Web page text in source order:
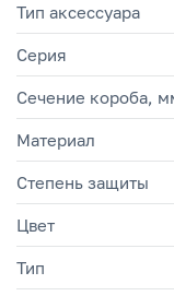
Тип аксессуара
Серия
Сечение короба,
Материал
Степень защиты
Цвет
Тип